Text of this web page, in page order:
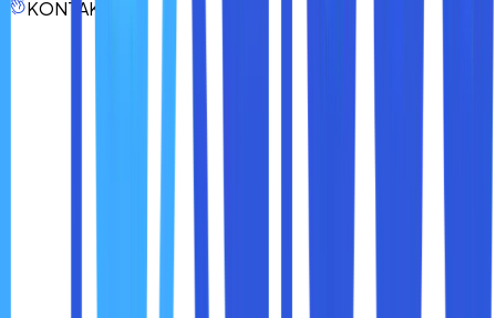
dijadikan alternatif.
Selamat mencoba dan semoga berhasil.
KONTAK